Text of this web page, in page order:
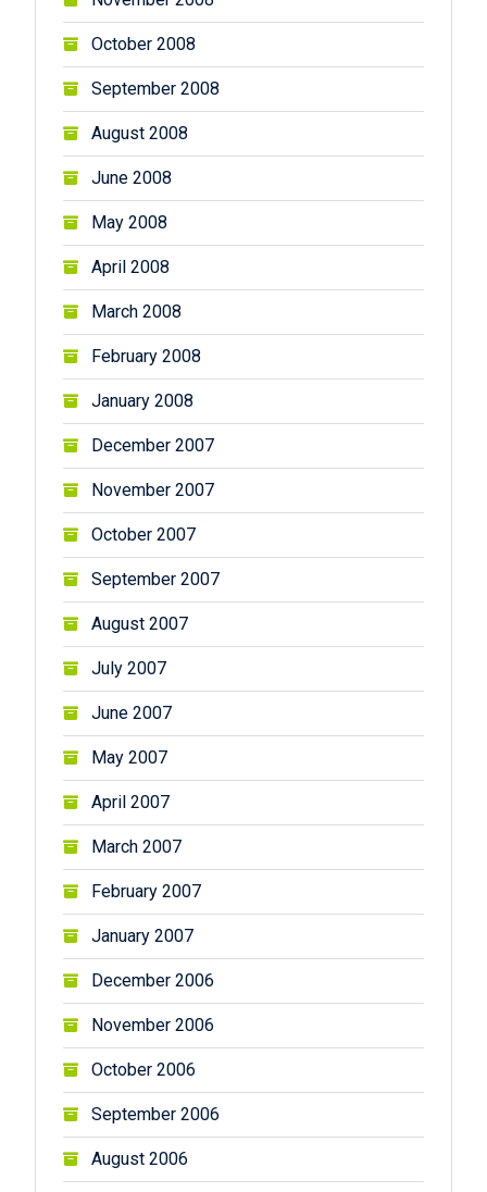
October 2008
September 2008
August 2008
June 2008
May 2008
April 2008
March 2008
February 2008
January 2008
December 2007
November 2007
October 2007
September 2007
August 2007
July 2007
June 2007
May 2007
April 2007
March 2007
February 2007
January 2007
December 2006
November 2006
October 2006
September 2006
August 2006